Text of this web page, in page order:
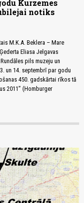
Kurzemes
notiks
M.K.A. Beklera – Mare
Eliasa Jelgavas
pils muzeju un
un 14. septembrī par godu
450. gadskārtai rīkos tā
2011” (Homburger